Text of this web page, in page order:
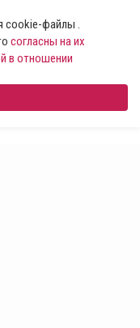
cookie-файлы .
согласны на их
в отношении